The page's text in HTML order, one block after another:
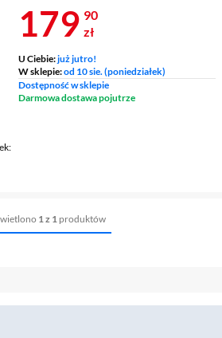
Cena 179,90
179 90
zł
U Ciebie:już jutro!
W sklepie:od 10 sie. (poniedziałek)
Dostępność w sklepie
Darmowa dostawa pojutrze
1 z 1 produktów